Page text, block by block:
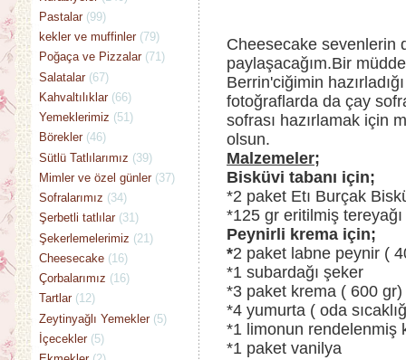
Cheesecake sevenlerin
paylaşacağım.Bir
Berrin'ciğimin
fotoğraflarda da çay
sofrası hazırlamak için
olsun.
Malzemeler;
Bisküvi tabanı için;
*2 paket Etı Burçak
*125 gr eritilmiş tereyağı
Peynirli krema için;
*2 paket labne peynir (
*1 subardağı şeker
*3 paket krema ( 600 gr)
*4 yumurta ( oda
*1 limonun rendelenmiş
*1 paket vanilya
Pastalar (99)
kekler ve muffinler (79)
Poğaça ve Pizzalar (71)
Salatalar (67)
Kahvaltılıklar (66)
Yemeklerimiz (51)
Börekler (46)
Sütlü Tatlılarımız (39)
Mimler ve özel günler (37)
Sofralarımız (34)
Şerbetli tatlılar (31)
Şekerlemelerimiz (21)
Cheesecake (16)
Çorbalarımız (16)
Tartlar (12)
Zeytinyağlı Yemekler (5)
İçecekler (5)